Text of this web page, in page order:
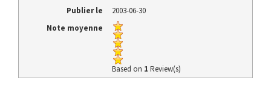
Publier le
2003-06-30
Note moyenne
Based on 1 Review(s)